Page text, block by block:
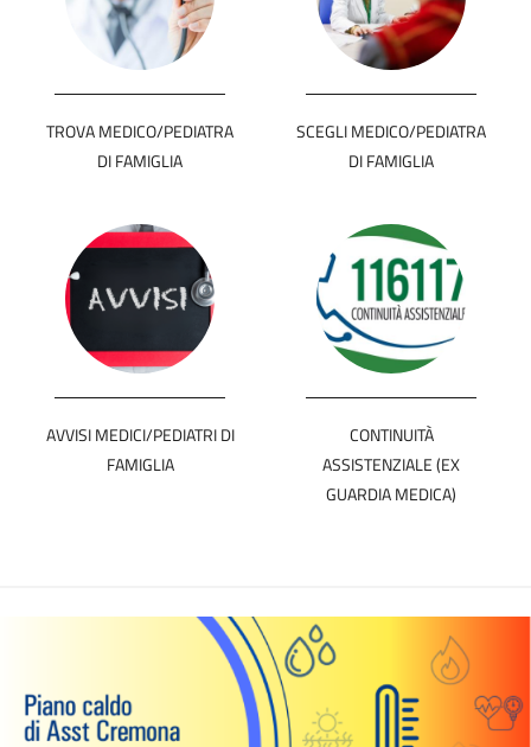
TROVA MEDICO/PEDIATRA
DI FAMIGLIA
SCEGLI MEDICO/PEDIATRA
DI FAMIGLIA
AVVISI MEDICI/PEDIATRI DI
FAMIGLIA
CONTINUITÀ
ASSISTENZIALE (EX
GUARDIA MEDICA)